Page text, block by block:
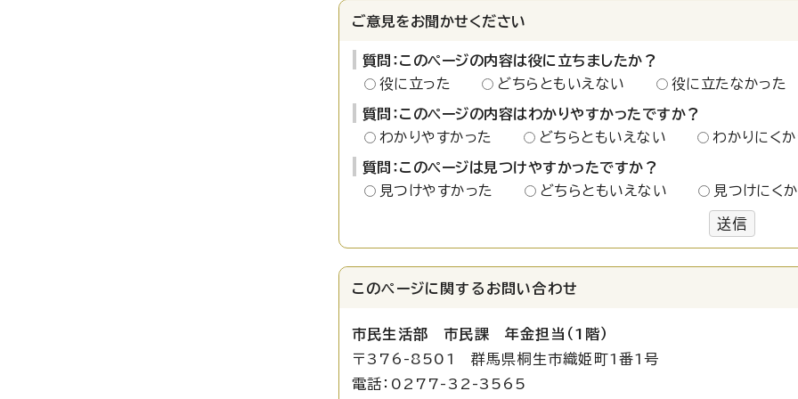
ご意見をお聞かせください
質問：このページの内容は役に立ちましたか？
役に立った
どちらともいえない 役に立たなかった
質問：このページの内容はわかりやすかったですか？
わかりやすかった
どちらともいえない わかりにくか
質問：このページは見つけやすかったですか？
見つけやすかった
どちらともいえない 見つけにく
送信
このページに関する お問い合わせ
市民生活部 市民課 年金担当（1階）
〒376-8501 群馬県桐生市織姫町1番1号
電話：0277-32-3565